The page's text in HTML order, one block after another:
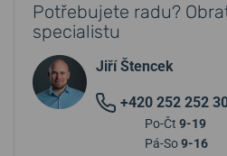
Potřebujete radu?
specialistu
Jiří Štencek
+420 252 252
Po-Čt 9-19
Pá-So9-16